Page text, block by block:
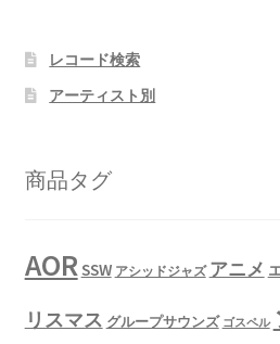
レコード検索
アーティスト別
商品タグ
AORSSW アシッドジャズ アニメ
リスマス グループサウンズ ゴスペル